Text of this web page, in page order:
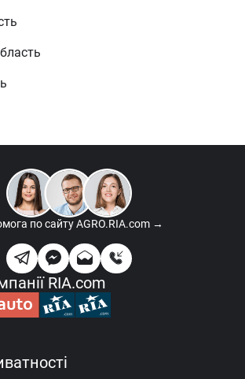
по сайтуAGRO.RIA.com →
RIA.com